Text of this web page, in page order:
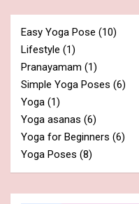
Easy Yoga Pose (10)
Lifestyle (1)
Pranayamam (1)
Simple Yoga Poses (6)
Yoga (1)
Yoga asanas (6)
Yoga for Beginners (6)
Yoga Poses (8)